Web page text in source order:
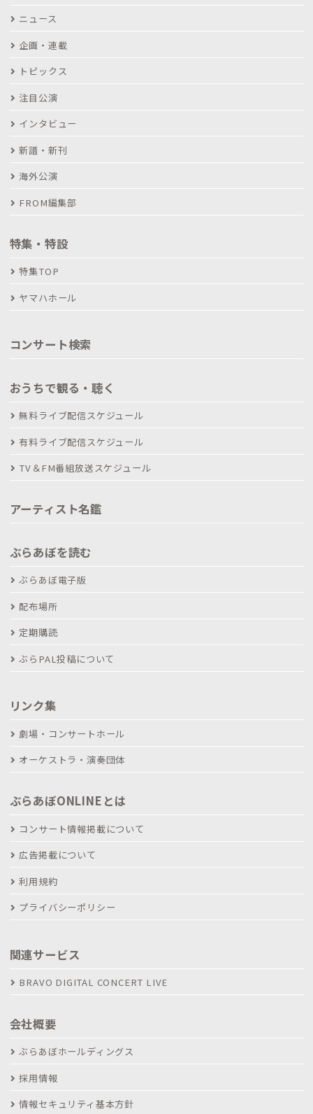
ニュース
企画・連載
トピックス
注目公演
インタビュー
新譜・新刊
海外公演
FROM編集部
特集・特設
特集TOP
ヤマハホール
コンサート検索
おうちで観る・聴く
無料ライブ配信スケジュール
有料ライブ配信スケジュール
TV＆FM番組放送スケジュール
アーティスト名鑑
ぶらあぼを読む
ぶらあぼ電子版
配布場所
定期購読
ぶらPAL投稿について
リンク集
劇場・コンサートホール
オーケストラ・演奏団体
ぶらあぼONLINEとは
コンサート情報掲載について
広告掲載について
利用規約
プライバシーポリシー
関連サービス
BRAVO DIGITAL CONCERT LIVE
会社概要
ぶらあぼホールディングス
採用情報
情報セキュリティ基本方針